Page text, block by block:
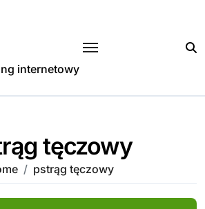
internetowy
tęczowy
pstrąg tęczowy